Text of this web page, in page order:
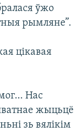
ўжо
рымляне”.
цікавая
Нас
жыцьцё
зь вялікім